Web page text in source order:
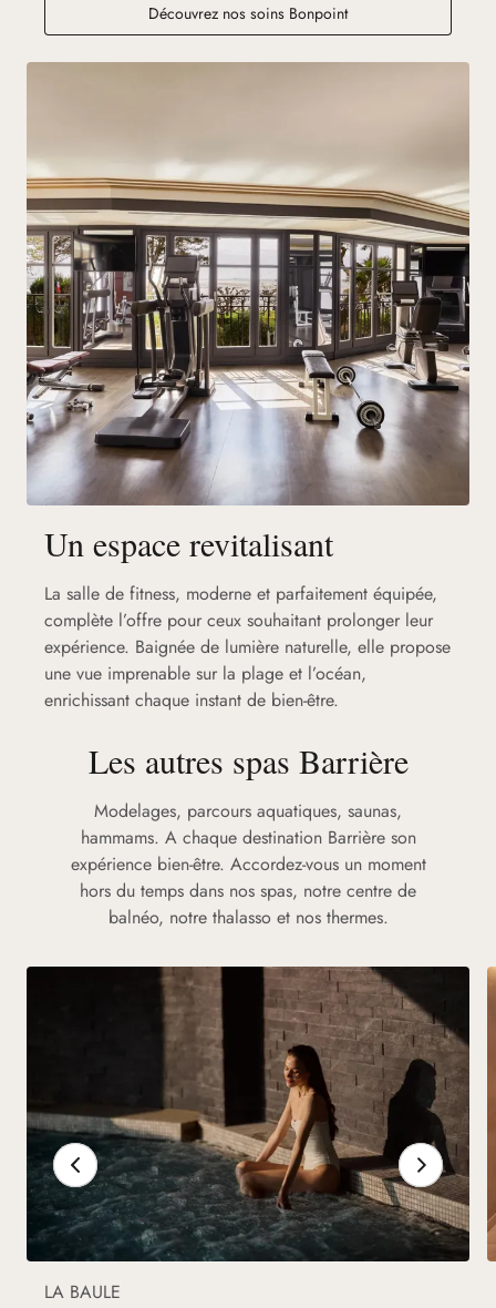
Découvrez nos soins Bonpoint
Un espace revitalisant
La salle de fitness, moderne et parfaitement équipée,
complète l’offre pour ceux souhaitant prolonger leur
expérience. Baignée de lumière naturelle, elle propose
une vue imprenable sur la plage et l’océan,
enrichissant chaque instant de bien-être.
Les autres spas Barrière
Modelages, parcours aquatiques, saunas,
hammams. A chaque destination Barrière son
expérience bien-être. Accordez-vous un moment
hors du temps dans nos spas, notre centre de
balnéo, notre thalasso et nos thermes.
LA BAULE